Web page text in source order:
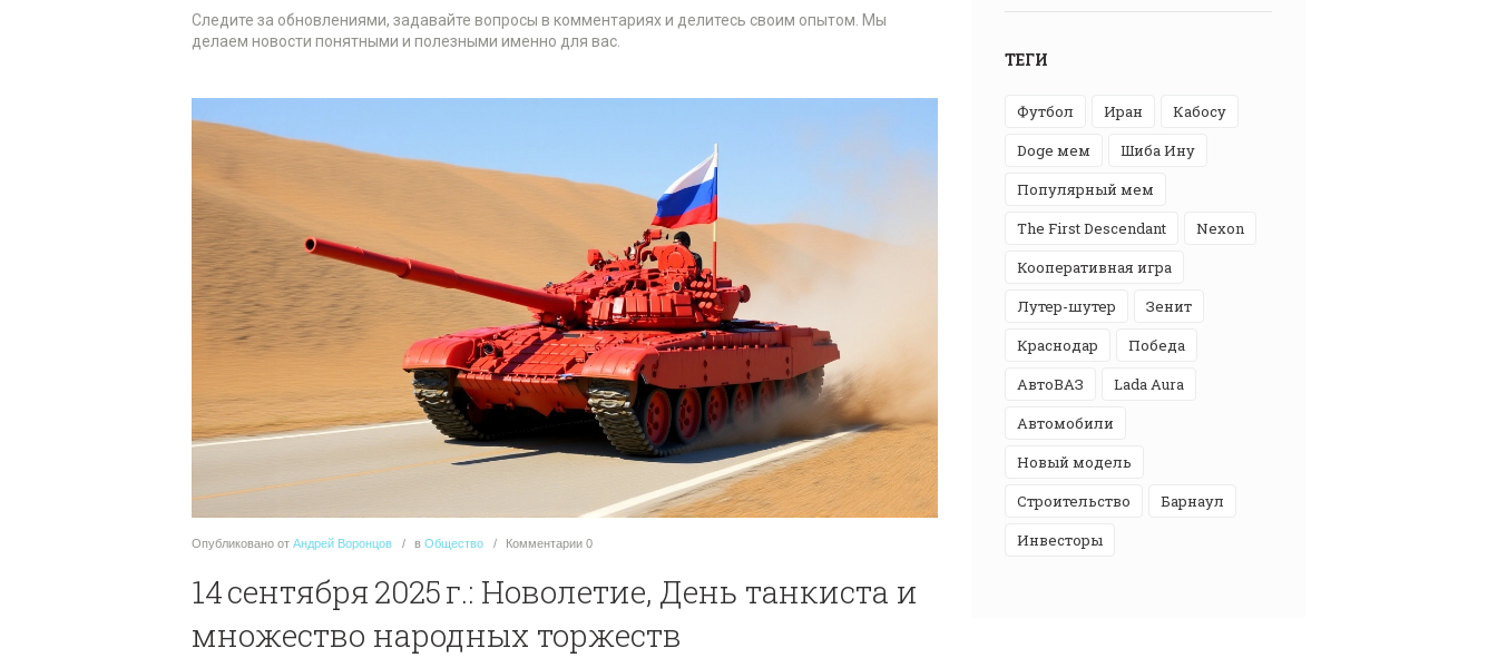
Следите за обновлениями, задавайте вопросы в комментариях и делитесь своим опытом. Мы
делаем новости понятными и полезными именно для вас.
Опубликовано от Андрей Воронцов в Общество Комментарии 0
14 сентября 2025 г.: Новолетие, День танкиста и
множество народных торжеств
ТЕГИ
футбол Иран
Кабосу
Doge мем
Шиба Ину
популярный мем
The First Descendant
Nexon
кооперативная игра
лутер-шутер
Зенит
Краснодар
победа
АвтоВАЗ
Lada Aura
автомобили
новый модель
строительство
Барнаул
инвесторы